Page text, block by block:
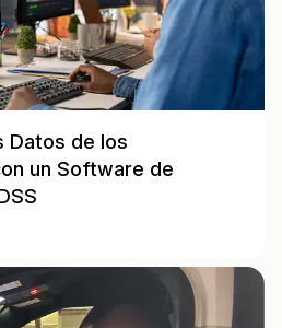
Datos de los
un Software de